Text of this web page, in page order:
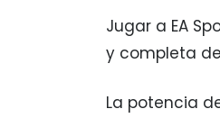
Jugar a EA
y completa
La potencia